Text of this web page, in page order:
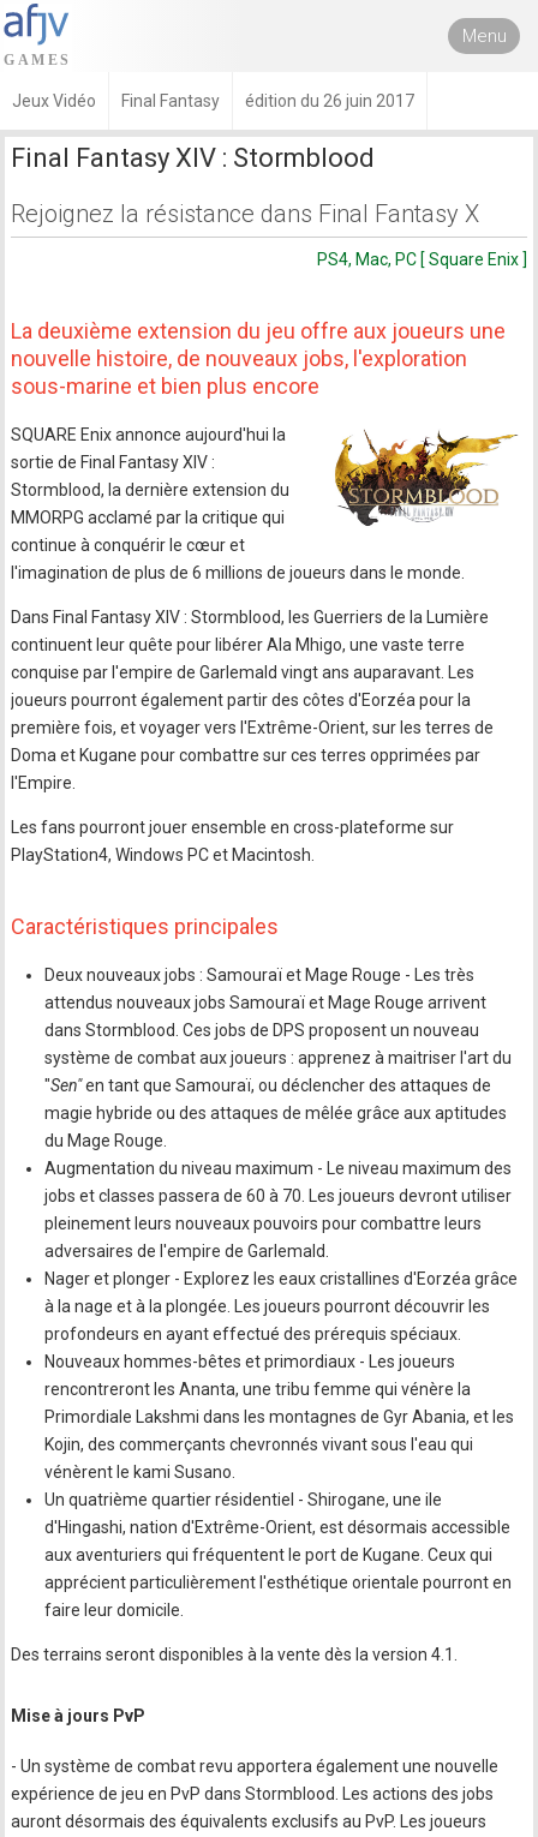
Menu
Jeux Vidéo Final Fantasy édition du 26 juin 2017
Final Fantasy XIV : Stormblood
Rejoignez la résistance dans Final Fantasy X
PS4, Mac, PC [ Square Enix ]
La deuxième extension du jeu offre aux joueurs une
nouvelle histoire, de nouveaux jobs, l'exploration
sous-marine et bien plus encore
SQUARE Enix annonce aujourd'hui la
sortie de Final Fantasy XIV :
Stormblood, la dernière extension du
MMORPG acclamé par la critique qui
continue à conquérir le cœur et
l'imagination de plus de 6 millions de joueurs dans le monde.
Dans Final Fantasy XIV : Stormblood, les Guerriers de la Lumière
continuent leur quête pour libérer Ala Mhigo, une vaste terre
conquise par l'empire de Garlemald vingt ans auparavant. Les
joueurs pourront également partir des côtes d'Eorzéa pour la
première fois, et voyager vers l'Extrême-Orient, sur les terres de
Doma et Kugane pour combattre sur ces terres opprimées par
l'Empire.
Les fans pourront jouer ensemble en cross-plateforme sur
PlayStation4, Windows PC et Macintosh.
Caractéristiques principales
Deux nouveaux jobs : Samouraï et Mage Rouge - Les très
attendus nouveaux jobs Samouraï et Mage Rouge arrivent
dans Stormblood. Ces jobs de DPS proposent un nouveau
système de combat aux joueurs : apprenez à maitriser l'art du
"Sen"en tant que Samouraï, ou déclencher des attaques de
magie hybride ou des attaques de mêlée grâce aux aptitudes
du Mage Rouge.
Augmentation du niveau maximum - Le niveau maximum des
jobs et classes passera de 60 à 70. Les joueurs devront utiliser
pleinement leurs nouveaux pouvoirs pour combattre leurs
adversaires de l'empire de Garlemald.
Nager et plonger - Explorez les eaux cristallines d'Eorzéa grâce
à la nage et à la plongée. Les joueurs pourront découvrir les
profondeurs en ayant effectué des prérequis spéciaux.
Nouveaux hommes-bêtes et primordiaux - Les joueurs
rencontreront les Ananta, une tribu femme qui vénère la
Primordiale Lakshmi dans les montagnes de Gyr Abania, et les
Kojin, des commerçants chevronnés vivant sous l'eau qui
vénèrent le kami Susano.
Un quatrième quartier résidentiel - Shirogane, une ile
d'Hingashi, nation d'Extrême-Orient, est désormais accessible
aux aventuriers qui fréquentent le port de Kugane. Ceux qui
apprécient particulièrement l'esthétique orientale pourront en
faire leur domicile.
Des terrains seront disponibles à la vente dès la version 4.1.
Mise à jours PvP
- Un système de combat revu apportera également une nouvelle
expérience de jeu en PvP dans Stormblood. Les actions des jobs
auront désormais des équivalents exclusifs au PvP. Les joueurs